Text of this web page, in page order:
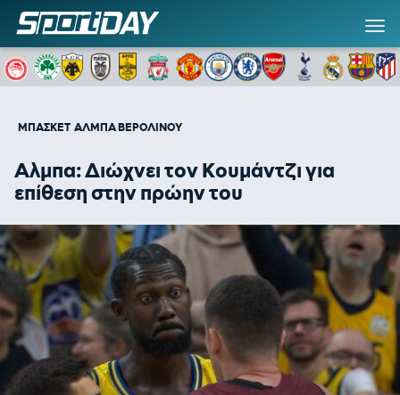
ΜΠΑΣΚΕΤ ΑΛΜΠΑ ΒΕΡΟΛΙΝΟΥ
Αλμπα: Διώχνει τον Κουμάντζι για
επίθεση στην πρώην του